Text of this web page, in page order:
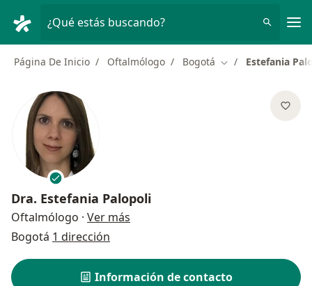
¿Qué estás buscando?
Página De Inicio Oftalmólogo Bogotá Cambiar de ciudad
Estefania
Dra. Estefania Palopoli
Oftalmólogo · Ver más
Bogotá 1 dirección
Información de contacto